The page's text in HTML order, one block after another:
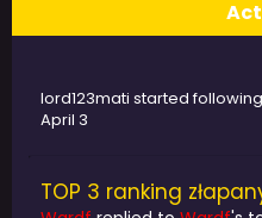
lord123mati started following
April 3
TOP 3 ranking